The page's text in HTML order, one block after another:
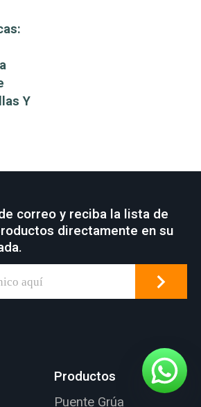
Y
correo y reciba la lista de
directamente en su
Productos
Puente Grúa